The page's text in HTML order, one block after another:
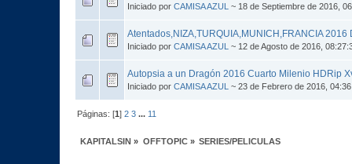
Iniciado por CAMISA AZUL ~ 18 de Septiembre de 2016,
Atentados,NIZA,TURQUIA,MUNICH,FRANCIA 2016
Iniciado por CAMISA AZUL ~ 12 de Agosto de 2016,
Autopsia a un Dragón 2016 Cuarto Milenio HDRip
Iniciado por CAMISA AZUL ~ 23 de Febrero de 2016,
Páginas: [1]2 3 ... 11
KAPITALSIN » OFFTOPIC» SERIES/PELICULAS